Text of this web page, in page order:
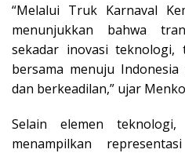
“Melalui Truk Karnaval
menunjukkan bahwa
sekadar inovasi teknologi,
bersama menuju
dan berkeadilan,” ujar
Selain elemen
menampilkan